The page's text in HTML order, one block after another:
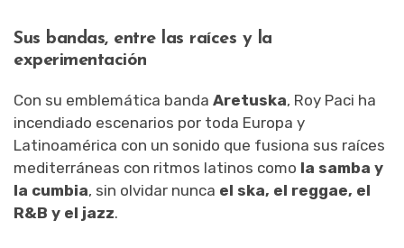
Sus bandas, entre las raíces y la
experimentación
Con su emblemática banda Aretuska, Roy Paci ha
incendiado escenarios por toda Europa y
Latinoamérica con un sonido que fusiona sus raíces
mediterráneas con ritmos latinos como la samba y
la cumbia, sin olvidar nunca el ska, el reggae, el
R&B y el jazz.